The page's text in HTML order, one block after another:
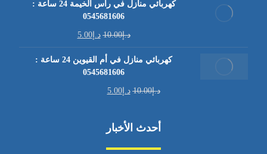
كهربائي منازل في رأس الخيمة 24 ساعة :
0545681606
د.إ10.00 د.إ5.00
كهربائي منازل في أم القيوين 24 ساعة :
0545681606
د.إ10.00 د.إ5.00
أحدث الأخبار